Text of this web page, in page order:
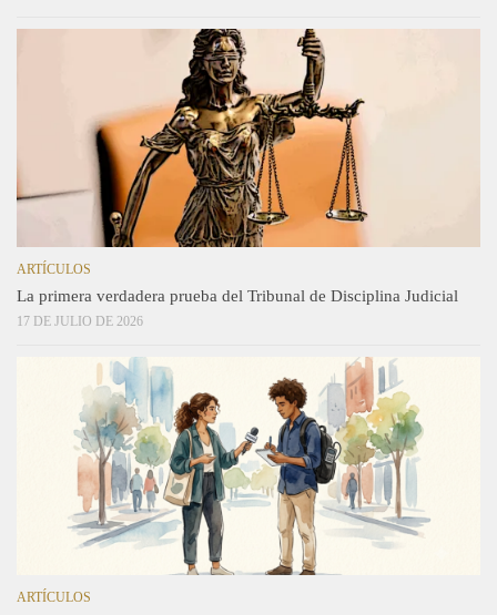
ARTÍCULOS
La primera verdadera prueba del Tribunal de Disciplina Judicial
17 DE JULIO DE 2026
ARTÍCULOS